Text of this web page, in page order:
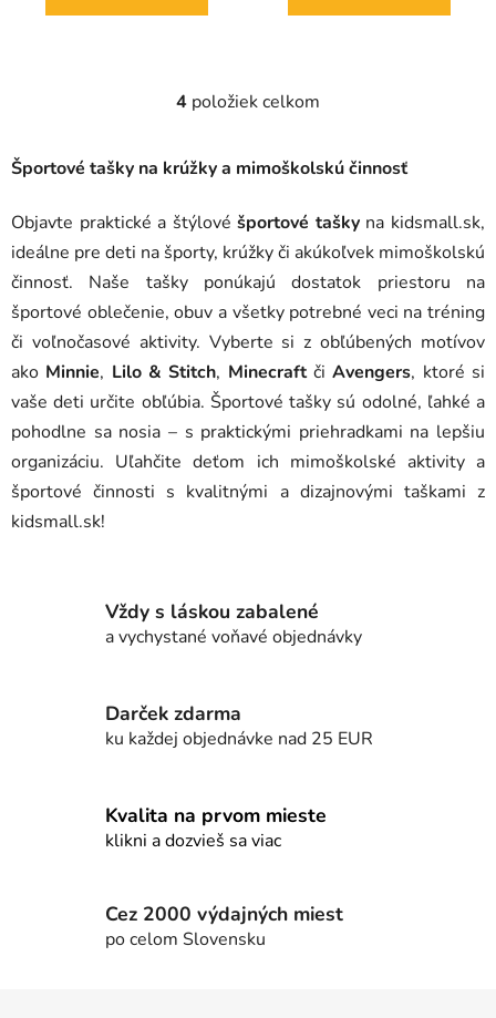
O
l
a
c
i
e
p
r
v
k
y
v
ý
p
4 položiek celkom
Športové tašky na krúžky a mimoškolskú činnosť
Objavte praktické a štýlovéšportové taškyna kidsmall.sk,
ideálne pre deti na športy, krúžky či akúkoľvek mimoškolskú
činnosť. Naše tašky ponúkajú dostatok priestoru na
športové oblečenie, obuv a všetky potrebné veci na tréning
či voľnočasové aktivity. Vyberte si z obľúbených motívov
ako Minnie, Lilo & Stitch, MinecraftčiAvengers, ktoré si
vaše deti určite obľúbia. Športové tašky sú odolné, ľahké a
pohodlne sa nosia – s praktickými priehradkami na lepšiu
organizáciu. Uľahčite deťom ich mimoškolské aktivity a
športové činnosti s kvalitnými a dizajnovými taškami z
kidsmall.sk!
Vždy s láskou zabalené
a vychystané voňavé objednávky
Darček zdarma
ku každej objednávke nad 25 EUR
Kvalita na prvom mieste
klikni a dozvieš sa viac
Cez 2000 výdajných miest
po celom Slovensku